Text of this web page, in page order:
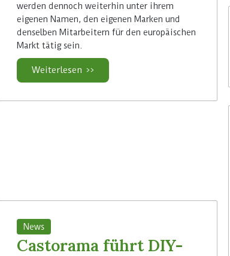
werden dennoch weiterhin unter ihrem
eigenen Namen, den eigenen Marken und
denselben Mitarbeitern für den europäischen
Markt tätig sein.
Weiterlesen >>
News
Castorama führt DIY-